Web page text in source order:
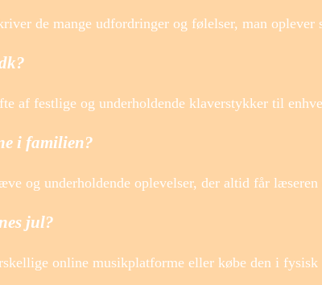
de mange udfordringer og følelser, man oplever
af festlige og underholdende klaverstykker til
i familien?
og underholdende oplevelser, der altid får
jul?
online musikplatforme eller købe den i fysisk